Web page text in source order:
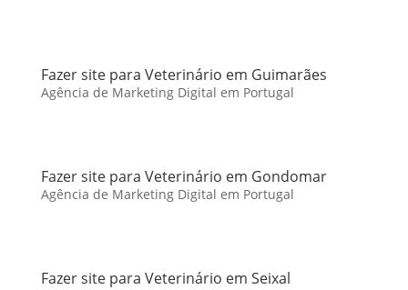
Fazer site para Veterinário em Guimarães
Agência de Marketing Digital em Portugal
Fazer site para Veterinário em Gondomar
Agência de Marketing Digital em Portugal
Fazer site para Veterinário em Seixal